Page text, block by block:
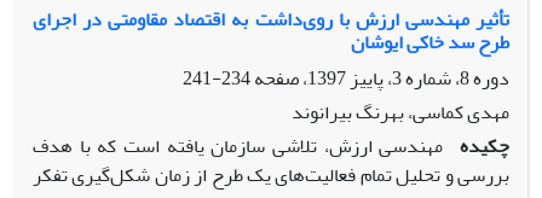
تأثیر مهندسی ارزش با روی‌داشت به اقتصاد مقاومتی در اجرای
طرح سد خاکی ایوشان
دوره 8، شماره 3، پاییز 1397، صفحه
234-241
مهدی کماسی، بهرنگ بیرانوند
چکیده مهندسی ارزش، تلاشی سازمان یافته است که با هدف
بررسی و تحلیل تمام فعالیت‌های یک طرح از زمان شکل‌گیری تفکر